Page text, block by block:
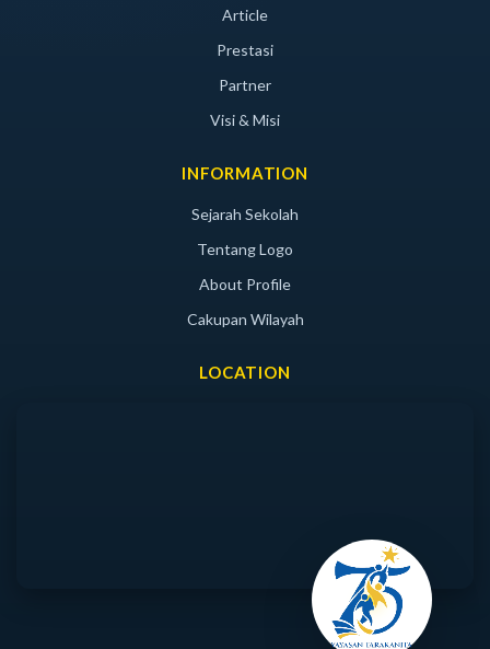
Article
Prestasi
Partner
Visi & Misi
INFORMATION
Sejarah Sekolah
Tentang Logo
About Profile
Cakupan Wilayah
LOCATION